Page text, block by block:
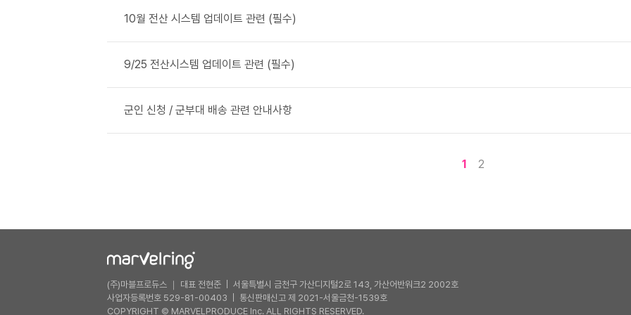
10월 전산 시스템 업데이트 관련 (필수)
9/25 전산시스템 업데이트 관련 (필수)
군인 신청 / 군부대 배송 관련 안내사항
1 2
(주)마블프로듀스 ｜ 대표 전현준
서울특별시 금천구 가산디지털2로 143, 가산어반워크2 2002호
사업자등록번호 529-81-00403
통신판매신고 제 2021-서울금천-1539호
COPYRIGHT © MARVELPRODUCE Inc. ALL RIGHTS RESERVED.